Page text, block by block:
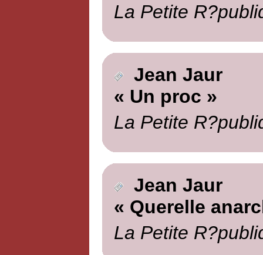
La Petite
Jean Jaur
« Un proc »
La Petite
Jean Jaur
« Querelle
La Petite